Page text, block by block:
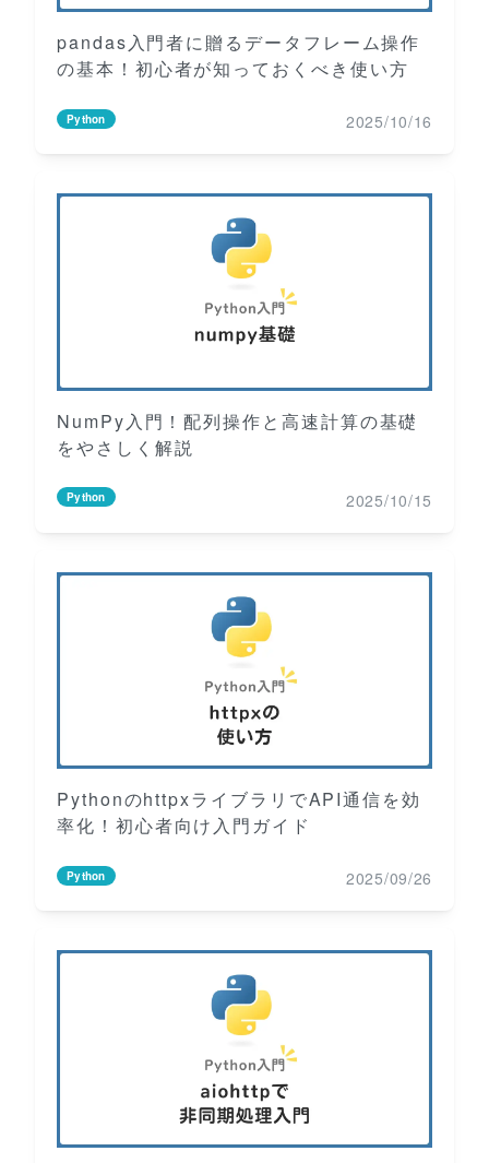
pandas入門者に贈るデータフレーム操作
の基本！初心者が知っておくべき使い方
Python 2025/10/16
NumPy入門！配列操作と高速計算の基礎
をやさしく解説
Python 2025/10/15
PythonのhttpxライブラリでAPI通信を効
率化！初心者向け入門ガイド
Python 2025/09/26